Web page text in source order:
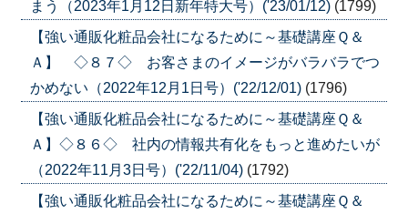
まう（2023年1月12日新年特大号）('23/01/12) (1799)
【強い通販化粧品会社になるために～基礎講座Ｑ＆
Ａ】 ◇８７◇ お客さまのイメージがバラバラでつ
かめない（2022年12月1日号）('22/12/01) (1796)
【強い通販化粧品会社になるために～基礎講座Ｑ＆
Ａ】◇８６◇ 社内の情報共有化をもっと進めたいが
（2022年11月3日号）('22/11/04) (1792)
【強い通販化粧品会社になるために～基礎講座Ｑ＆